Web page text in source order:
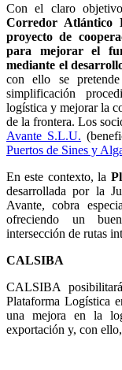
Con el claro
Corredor Atlántico
proyecto de
para mejorar el
mediante el
con ello se
simplificación
logística y mejorar la
de la frontera. Los
Avante S.L.U.
Puertos de Sines y
En este contexto, la
desarrollada por la
Avante, cobra
ofreciendo un
intersección de rutas
CALSIBA
CALSIBA
Plataforma Logística
una mejora en la
exportación y, con